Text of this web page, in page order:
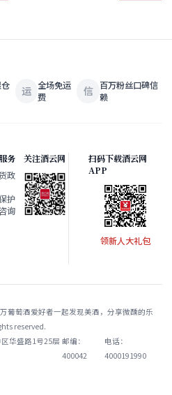
运 全场免运
费
信 百万粉丝口碑信
赖
务
政
护
询
关注酒云网
扫码下载酒云网
APP
领新人大礼包
葡萄酒爱好者一起发现美酒，分享微醺的乐
reserved.
华盛路1号25层 邮编：
400042
电话：
4000191990